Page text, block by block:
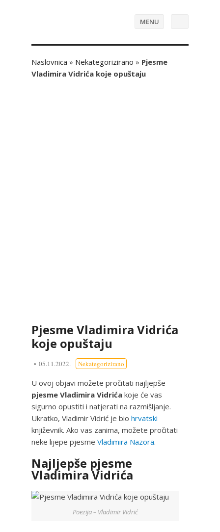
MENU
Naslovnica » Nekategorizirano » Pjesme
Vladimira Vidrića koje opuštaju
Pjesme Vladimira Vidrića
koje opuštaju
05.11.2022. Nekategorizirano
U ovoj objavi možete pročitati najljepše
pjesme Vladimira Vidrića koje će vas
sigurno opustiti i natjerati na razmišljanje.
Ukratko, Vladimir Vidrić je bio hrvatski
književnik. Ako vas zanima, možete pročitati
neke lijepe pjesme Vladimira Nazora.
Najljepše pjesme
Vladimira Vidrića
Poezija – Vladimir Vidrić